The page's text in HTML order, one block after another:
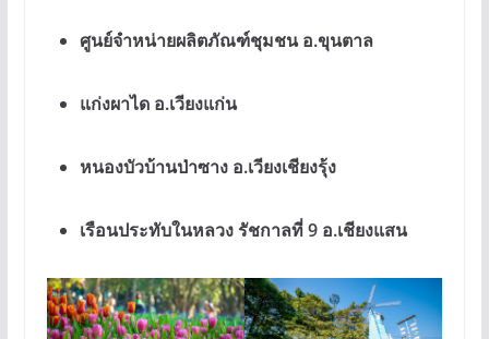
ศูนย์จำหน่ายผลิตภัณฑ์ชุมชน อ.ขุนตาล
แก่งผาได อ.เวียงแก่น
หนองบัวบ้านป่าซาง อ.เวียงเชียงรุ้ง
เรือนประทับในหลวง รัชกาลที่ 9 อ.เชียงแสน